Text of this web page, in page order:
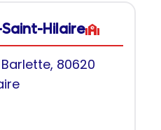
Hilaire
80620